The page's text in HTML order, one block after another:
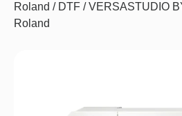
Roland / DTF / VERSASTUDIO
Roland